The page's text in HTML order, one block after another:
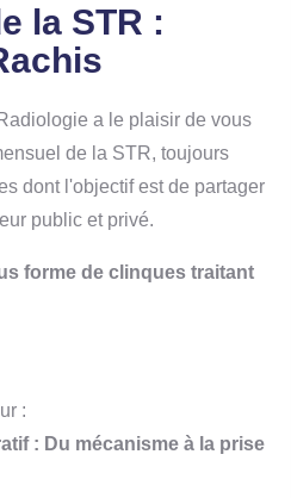
la STR :
a le plaisir de vous
de la STR, toujours
dont l'objectif est de partager
public et privé.
forme de clinques traitant
:
: Du mécanisme à la prise